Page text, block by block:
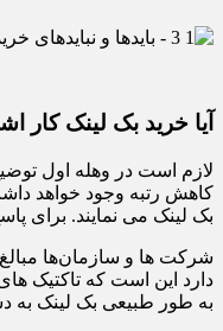
آیا خرید بک لینک کار
لازم است در وهله اول
کاهش رتبه وجود خواهد
بک لینک می نمایند. برای
شرکت ها و سازمان‌ها
دارد این است که تاکتیک
به طور طبیعی بک لینک به